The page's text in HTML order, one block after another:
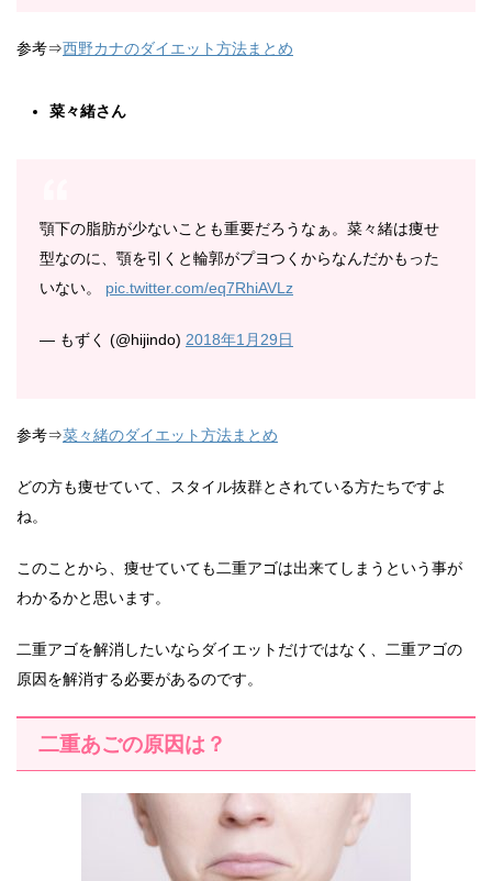
参考⇒西野カナのダイエット方法まとめ
菜々緒さん
顎下の脂肪が少ないことも重要だろうなぁ。菜々緒は痩せ
型なのに、顎を引くと輪郭がプヨつくからなんだかもった
いない。 pic.twitter.com/eq7RhiAVLz
— もずく (@hijindo) 2018年1月29日
参考⇒菜々緒のダイエット方法まとめ
どの方も痩せていて、スタイル抜群とされている方たちですよ
ね。
このことから、痩せていても二重アゴは出来てしまうという事が
わかるかと思います。
二重アゴを解消したいならダイエットだけではなく、二重アゴの
原因を解消する必要があるのです。
二重あごの原因は？